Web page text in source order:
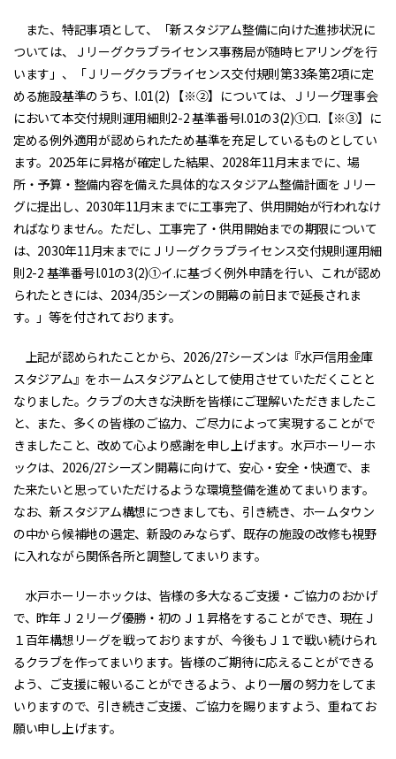
また、特記事項として、「新スタジアム整備に向けた進捗状況に
ついては、Ｊリーグクラブライセンス事務局が随時ヒアリングを行
います」、「Ｊリーグクラブライセンス交付規則第33条第2項に定
める施設基準のうち、I.01(2) 【※②】については、Ｊリーグ理事会
において本交付規則運用細則2-2 基準番号I.01の3(2)①ロ.【※③】に
定める例外適用が認められたため基準を充足しているものとしてい
ます。2025年に昇格が確定した結果、2028年11月末までに、場
所・予算・整備内容を備えた具体的なスタジアム整備計画をＪリー
グに提出し、2030年11月末までに工事完了、供用開始が行われなけ
ればなりません。ただし、工事完了・供用開始までの期限について
は、2030年11月末までにＪリーグクラブライセンス交付規則運用細
則2-2 基準番号I.01の3(2)①イ.に基づく例外申請を行い、これが認め
られたときには、2034/35シーズンの開幕の前日まで延長されま
す。」等を付されております。
上記が認められたことから、2026/27シーズンは『水戸信用金庫
スタジアム』をホームスタジアムとして使用させていただくことと
なりました。クラブの大きな決断を皆様にご理解いただきましたこ
と、また、多くの皆様のご協力、ご尽力によって実現することがで
きましたこと、改めて心より感謝を申し上げます。水戸ホーリーホ
ックは、2026/27シーズン開幕に向けて、安心・安全・快適で、ま
た来たいと思っていただけるような環境整備を進めてまいります。
なお、新スタジアム構想につきましても、引き続き、ホームタウン
の中から候補地の選定、新設のみならず、既存の施設の改修も視野
に入れながら関係各所と調整してまいります。
水戸ホーリーホックは、皆様の多大なるご支援・ご協力のおかげ
で、昨年Ｊ２リーグ優勝・初のＪ１昇格をすることができ、現在Ｊ
１百年構想リーグを戦っておりますが、今後もＪ１で戦い続けられ
るクラブを作ってまいります。皆様のご期待に応えることができる
よう、ご支援に報いることができるよう、より一層の努力をしてま
いりますので、引き続きご支援、ご協力を賜りますよう、重ねてお
願い申し上げます。